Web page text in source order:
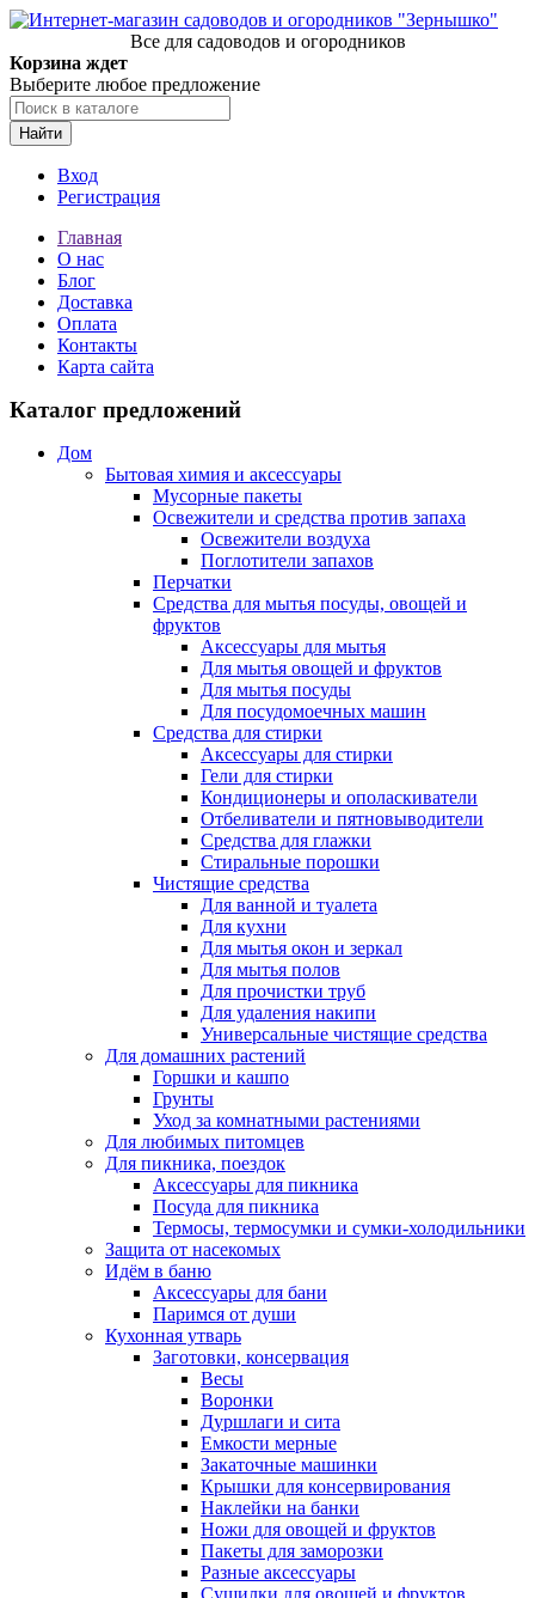
Все для садоводов и огородников
Корзина ждет
Выберите любое предложение
Найти
Вход
Регистрация
Главная
О нас
Блог
Доставка
Оплата
Контакты
Карта сайта
Каталог предложений
Дом
Бытовая химия и аксессуары
Мусорные пакеты
Освежители и средства против запаха
Освежители воздуха
Поглотители запахов
Перчатки
Средства для мытья посуды, овощей и
фруктов
Аксессуары для мытья
Для мытья овощей и фруктов
Для мытья посуды
Для посудомоечных машин
Средства для стирки
Аксессуары для стирки
Гели для стирки
Кондиционеры и ополаскиватели
Отбеливатели и пятновыводители
Средства для глажки
Стиральные порошки
Чистящие средства
Для ванной и туалета
Для кухни
Для мытья окон и зеркал
Для мытья полов
Для прочистки труб
Для удаления накипи
Универсальные чистящие средства
Для домашних растений
Горшки и кашпо
Грунты
Уход за комнатными растениями
Для любимых питомцев
Для пикника, поездок
Аксессуары для пикника
Посуда для пикника
Термосы, термосумки и сумки-холодильники
Защита от насекомых
Идём в баню
Аксессуары для бани
Паримся от души
Кухонная утварь
Заготовки, консервация
Весы
Воронки
Дуршлаги и сита
Емкости мерные
Закаточные машинки
Крышки для консервирования
Наклейки на банки
Ножи для овощей и фруктов
Пакеты для заморозки
Разные аксессуары
Сушилки для овощей и фруктов